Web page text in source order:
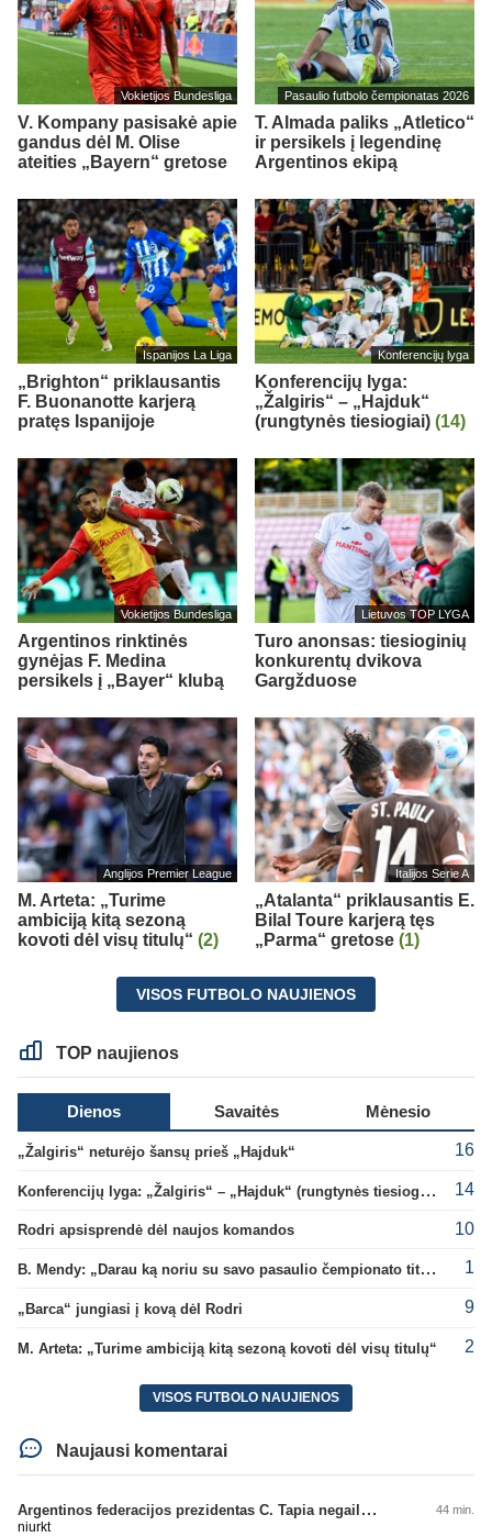
Vokietijos Bundesliga
V. Kompany pasisakė apie
gandus dėl M. Olise
ateities „Bayern“ gretose
Pasaulio futbolo čempionatas 2026
T. Almada paliks „Atletico“
ir persikels į legendinę
Argentinos ekipą
Ispanijos La Liga
„Brighton“ priklausantis
F. Buonanotte karjerą
pratęs Ispanijoje
Konferencijų lyga
Konferencijų lyga:
„Žalgiris“ – „Hajduk“
(rungtynės tiesiogiai) (14)
Vokietijos Bundesliga
Argentinos rinktinės
gynėjas F. Medina
persikels į „Bayer“ klubą
Lietuvos TOP LYGA
Turo anonsas: tiesioginių
konkurentų dvikova
Gargžduose
Anglijos Premier League
M. Arteta: „Turime
ambiciją kitą sezoną
kovoti dėl visų titulų“ (2)
Italijos Serie A
„Atalanta“ priklausantis E.
Bilal Toure karjerą tęs
„Parma“ gretose (1)
VISOS FUTBOLO NAUJIENOS
TOP naujienos
Dienos Savaitės Mėnesio
„Žalgiris“ neturėjo šansų prieš „Hajduk“ 16
Konferencijų lyga: „Žalgiris“ – „Hajduk“ (rungtynės tiesiogiai) 14
Rodri apsisprendė dėl naujos komandos 10
B. Mendy: „Darau ką noriu su savo pasaulio čempionato titulu“ 1
„Barca“ jungiasi į kovą dėl Rodri 9
M. Arteta: „Turime ambiciją kitą sezoną kovoti dėl visų titulų“ 2
VISOS FUTBOLO NAUJIENOS
Naujausi komentarai
Argentinos federacijos prezidentas C. Tapia negailėjo pagyrų G. Infantino 44 min.
niurkt